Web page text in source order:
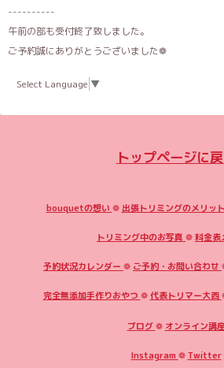
----------
午前の部も受付終了致しました。
ご予約誠にありがとうございました❁︎
Select Language ▼
トップページに
bouquetの想い ❁ 出張トリミングのメリット
トリミング中のお写真 ❁料金表
予約状況カレンダー ❁ ご予約・お問い合わせ
完全無添加手作りおやつ ❁代表トリマー大西
ブログ❁ オンライン講
Instagram ❁Twitter